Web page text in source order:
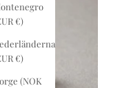
€)
€)
(NOK